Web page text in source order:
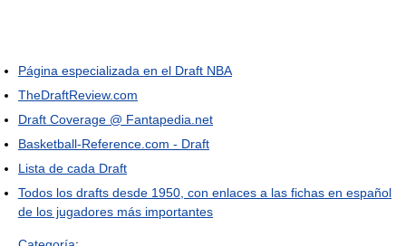
Página especializada en el Draft NBA
TheDraftReview.com
Draft Coverage @ Fantapedia.net
Basketball-Reference.com - Draft
Lista de cada Draft
Todos los drafts desde 1950, con enlaces a las fichas en español
de los jugadores más importantes